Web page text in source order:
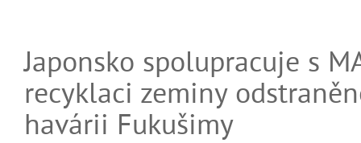
Japonsko spolupracuje s
recyklaci zeminy
havárii Fukušimy